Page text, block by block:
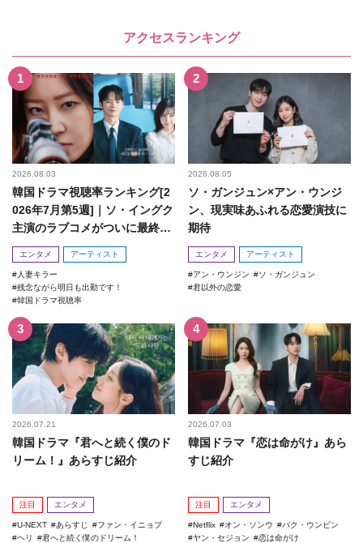
アクセスランキング
2026.08.03
韓国ドラマ視聴率ランキング[2
026年7月第5週]｜ソ・イングク
主演のラブコメがついに最終
回！
エンタメ アーティスト
人妻キラー
残念ながら明日も出勤です！
韓国ドラマ視聴率
2026.08.05
ソ・ガンジュン×アン・ウンジ
ン、現実味あふれる恋愛演技に
期待
エンタメ アーティスト
アン・ウンジン
ソ・ガンジュン
君以外の恋愛
2026.07.21
韓国ドラマ『君へと続く僕のド
リーム！』あらすじ紹介
注目 エンタメ
U-NEXT あらすじ
ファン・イニョプ
ヘリ
君へと続く僕のドリーム！
2026.07.03
韓国ドラマ『恋は命がけ』あら
すじ紹介
注目 エンタメ
Netflix オン・ソンウ
パク・ウンビン
ヤン・セジョン
恋は命がけ